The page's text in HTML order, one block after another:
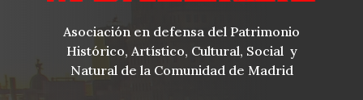
Asociación en defensa del Patrimonio
Histórico, Artístico, Cultural, Social y
Natural de la Comunidad de Madrid